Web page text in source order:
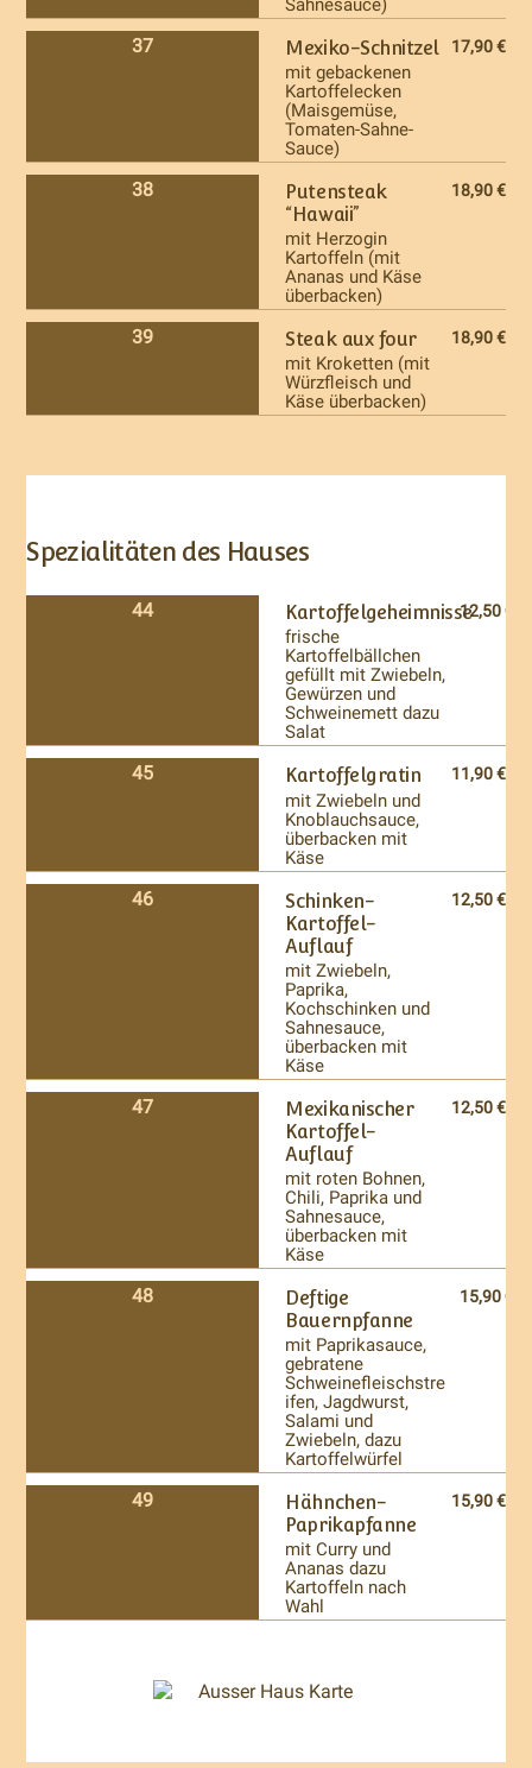
Sahnesauce)
37 Mexiko-Schnitzel
mit gebackenen
Kartoffelecken
(Maisgemüse,
Tomaten-Sahne-
Sauce)
17,90 €
38
Putensteak
“Hawaii”
mit Herzogin
Kartoffeln (mit
Ananas und Käse
überbacken)
18,90 €
39 Steak aux four
mit Kroketten (mit
Würzfleisch und
Käse überbacken)
18,90 €
Spezialitäten des Hauses
44 Kartoffelgeheimnisse
frische
Kartoffelbällchen
gefüllt mit Zwiebeln,
Gewürzen und
Schweinemett dazu
Salat
12,50 €
45 Kartoffelgratin
mit Zwiebeln und
Knoblauchsauce,
überbacken mit
Käse
11,90 €
46
Schinken-
Kartoffel-
Auflauf
mit Zwiebeln,
Paprika,
Kochschinken und
Sahnesauce,
überbacken mit
Käse
12,50 €
47
Mexikanischer
Kartoffel-
Auflauf
mit roten Bohnen,
Chili, Paprika und
Sahnesauce,
überbacken mit
Käse
12,50 €
48
Deftige
Bauernpfanne
mit Paprikasauce,
gebratene
Schweinefleischstre
ifen, Jagdwurst,
Salami und
Zwiebeln, dazu
Kartoffelwürfel
15,90 €
49
Hähnchen-
Paprikapfanne
mit Curry und
Ananas dazu
Kartoffeln nach
Wahl
15,90 €